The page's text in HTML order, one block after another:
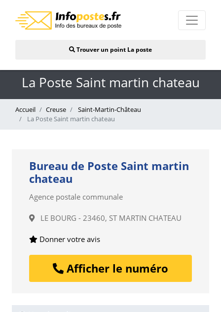
Trouver un point La poste
La Poste Saint martin chateau
Accueil Creuse
Saint-Martin-Château
La Poste Saint martin chateau
Bureau de Poste Saint martin
chateau
Agence postale communale
LE BOURG - 23460, ST MARTIN CHATEAU
Donner votre avis
Afficher le numéro